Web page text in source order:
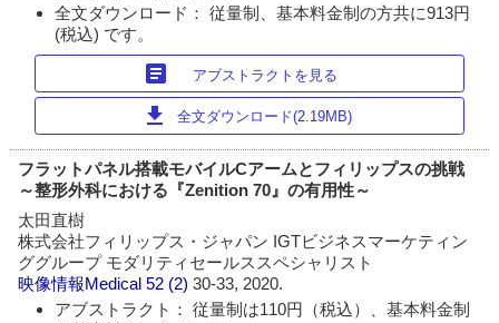
全文ダウンロード： 従量制、基本料金制の方共に913円
(税込) です。
article アブストラクトを見る
download 全文ダウンロード(2.19MB)
フラットパネル搭載モバイルCアームとフィリップスの挑戦
～整形外科における『Zenition 70』の有用性～
太田直樹
株式会社フィリップス・ジャパン IGTビジネスマーケティン
ググループ モダリティセールススペシャリスト
映像情報Medical 52 (2)30-33, 2020.
アブストラクト： 従量制は110円（税込）、基本料金制